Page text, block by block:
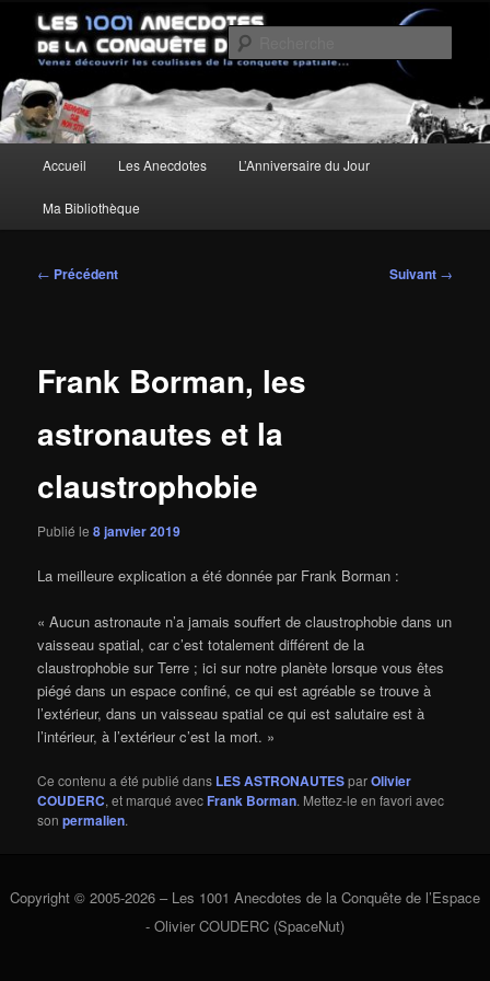
contenu
principalLes anecdotes de la Conquête de
l'Espace
Un site pour découvrir les coulisses de la conquête spatiale
principal
Accueil Les Anecdotes L’Anniversaire du Jour
Ma Bibliothèque
Navigation
← Précédent Suivant →
Frank Borman, les
astronautes et la
claustrophobie
Publié le8 janvier 2019
La meilleure explication a été donnée par Frank Borman :
« Aucun astronaute n’a jamais souffert de claustrophobie dans un
vaisseau spatial, car c’est totalement différent de la
claustrophobie sur Terre ; ici sur notre planète lorsque vous êtes
piégé dans un espace confiné, ce qui est agréable se trouve à
l’extérieur, dans un vaisseau spatial ce qui est salutaire est à
l’intérieur, à l’extérieur c’est la mort. »
Ce contenu a été publié dans LES ASTRONAUTESparOlivier
COUDERC, et marqué avecFrank Borman. Mettez-le en favori avec
sonpermalien.
Copyright © 2005-2026 – Les 1001 Anecdotes de la Conquête de l’Espace
- Olivier COUDERC (SpaceNut)